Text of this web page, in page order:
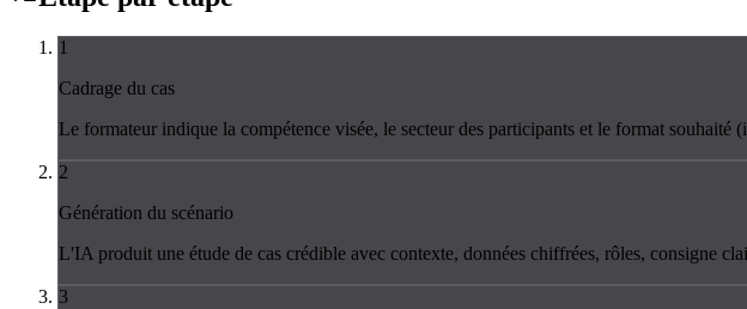
1
Cadrage du cas
Le formateur indique la compétence visée, le secteur des participants et le format souhaité
2
Génération du scénario
L'IA produit une étude de cas crédible avec contexte, données chiffrées, rôles, consigne
3